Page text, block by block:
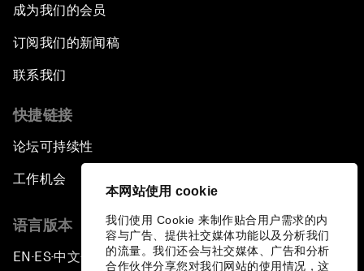
本网站使用 cookie
我们使用 Cookie 来制作贴合用户需求的内
容与广告、提供社交媒体功能以及分析我们
的流量。我们还会与社交媒体、广告和分析
合作伙伴分享您对我们网站的使用情况，这
成为我们的会员
订阅我们的新闻稿
联系我们
快捷链接
论坛可持续性
工作机会
语言版本
EN ▪ES▪中文▪ 日本語